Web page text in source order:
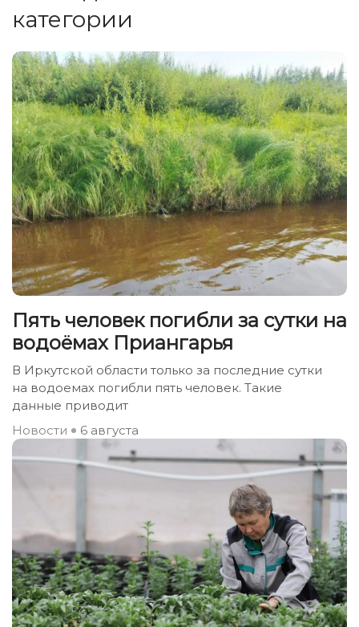
категории
Пять человек погибли за сутки на
водоёмах Приангарья
В Иркутской области только за последние сутки
на водоемах погибли пять человек. Такие
данные приводит
Новости
6 августа